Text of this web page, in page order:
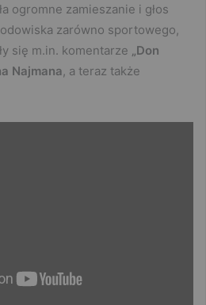
ogromne zamieszanie i głos
zarówno sportowego,
się m.in. komentarze
„Don
Najmana, a teraz także